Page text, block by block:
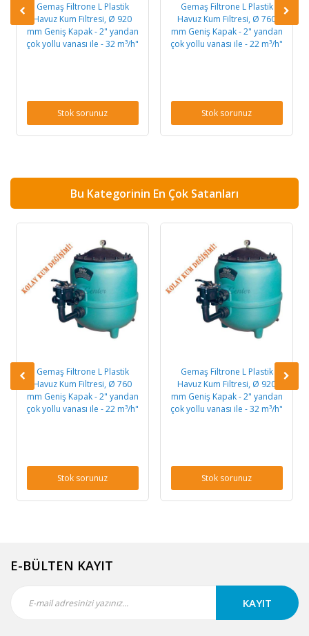
Gemaş Filtrone L Plastik
Havuz Kum Filtresi, Ø 920
mm Geniş Kapak - 2" yandan
çok yollu vanası ile - 32 m³/h"
Stok sorunuz
Gemaş Filtrone L Plastik
Havuz Kum Filtresi, Ø 760
mm Geniş Kapak - 2" yandan
çok yollu vanası ile - 22 m³/h"
Stok sorunuz
Bu Kategorinin En Çok Satanları
Gemaş Filtrone L Plastik
Havuz Kum Filtresi, Ø 760
mm Geniş Kapak - 2" yandan
çok yollu vanası ile - 22 m³/h"
Stok sorunuz
Gemaş Filtrone L Plastik
Havuz Kum Filtresi, Ø 920
mm Geniş Kapak - 2" yandan
çok yollu vanası ile - 32 m³/h"
Stok sorunuz
E-BÜLTEN KAYIT
KAYIT